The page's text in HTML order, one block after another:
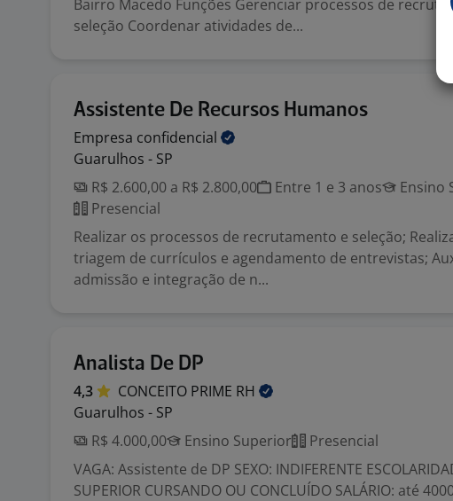
Bairro Macedo Funções Gerenciar processos de
seleção Coordenar atividades de...
Assistente De Recursos Humanos
Empresa confidencial
Guarulhos - SP
R$ 2.600,00 a R$ 2.800,00
Entre 1 e 3 anos
Ensino
Presencial
Realizar os processos de recrutamento e seleção;
triagem de currículos e agendamento de entrevistas;
admissão e integração de n...
Analista De DP
4,3 CONCEITO PRIME RH
Guarulhos - SP
R$ 4.000,00
Ensino Superior
Presencial
VAGA: Assistente de DP SEXO: INDIFERENTE
SUPERIOR CURSANDO OU CONCLUÍDO SALÁRIO: até